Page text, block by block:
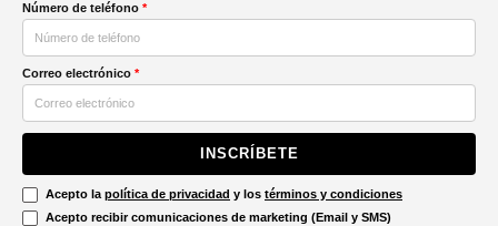
Número de teléfono *
Correo electrónico *
INSCRÍBETE
Acepto la política de privacidad y los términos y condiciones
Acepto recibir comunicaciones de marketing (Email y SMS)